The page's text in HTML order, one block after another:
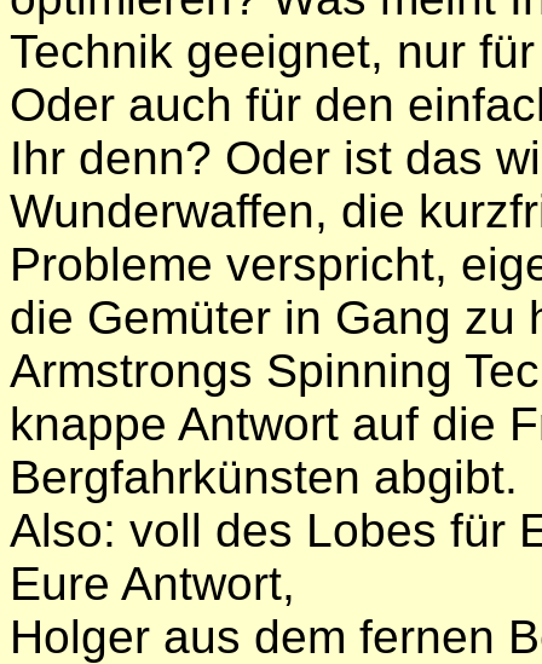
Technik geeignet, nur
Oder auch für den
Ihr denn? Oder ist das
Wunderwaffen, die
Probleme verspricht,
die Gemüter in Gang zu
Armstrongs Spinning
knappe Antwort auf die
Bergfahrkünsten abgibt.
Also: voll des Lobes für
Eure Antwort,
Holger aus dem fernen